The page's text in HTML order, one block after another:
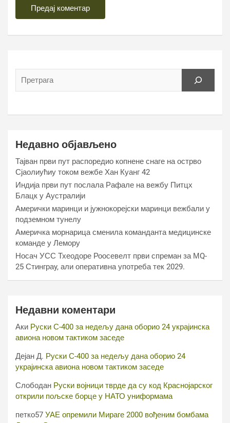
Недавно објављено
Тајван први пут распоредио копнене снаге на острво
Сјаолиућиу током вежбе Хан Куанг 42
Индија први пут послала Рафале на вежбу Питцх
Блацк у Аустралији
Амерички маринци и јужнокорејски маринци вежбали у
подземном тунелу
Америчка морнарица сменила команданта медицинске
команде у Лемору
Носач УСС Тхеодоре Роосевелт први спреман за МQ-
25 Стинграy, али оперативна употреба тек 2029.
Недавни коментари
Аки Руски С-400 за недељу дана оборио 24 украјинска
авиона новом тактиком заседе
Дејан Д. Руски С-400 за недељу дана оборио 24
украјинска авиона новом тактиком заседе
Слободан Руски војници тврде да су код Краснојарског
открили пољске борце у НАТО униформама
петко57 УАЕ опремили Мираге 2000 вођеним бомбама